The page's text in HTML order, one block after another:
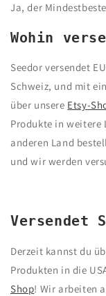
Ja, der
Wohin
Seedor versendet
Schweiz, und mit
über unsere Etsy-
Produkte in weitere
anderen Land
und wir werden
Versendet
Derzeit kannst du
Produkten in die
Shop! Wir arbeiten